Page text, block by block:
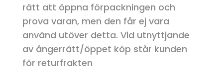
rätt att öppna förpackningen och
prova varan, men den får ej vara
använd utöver detta. Vid utnyttjande
av ångerrätt/öppet köp står kunden
för returfrakten